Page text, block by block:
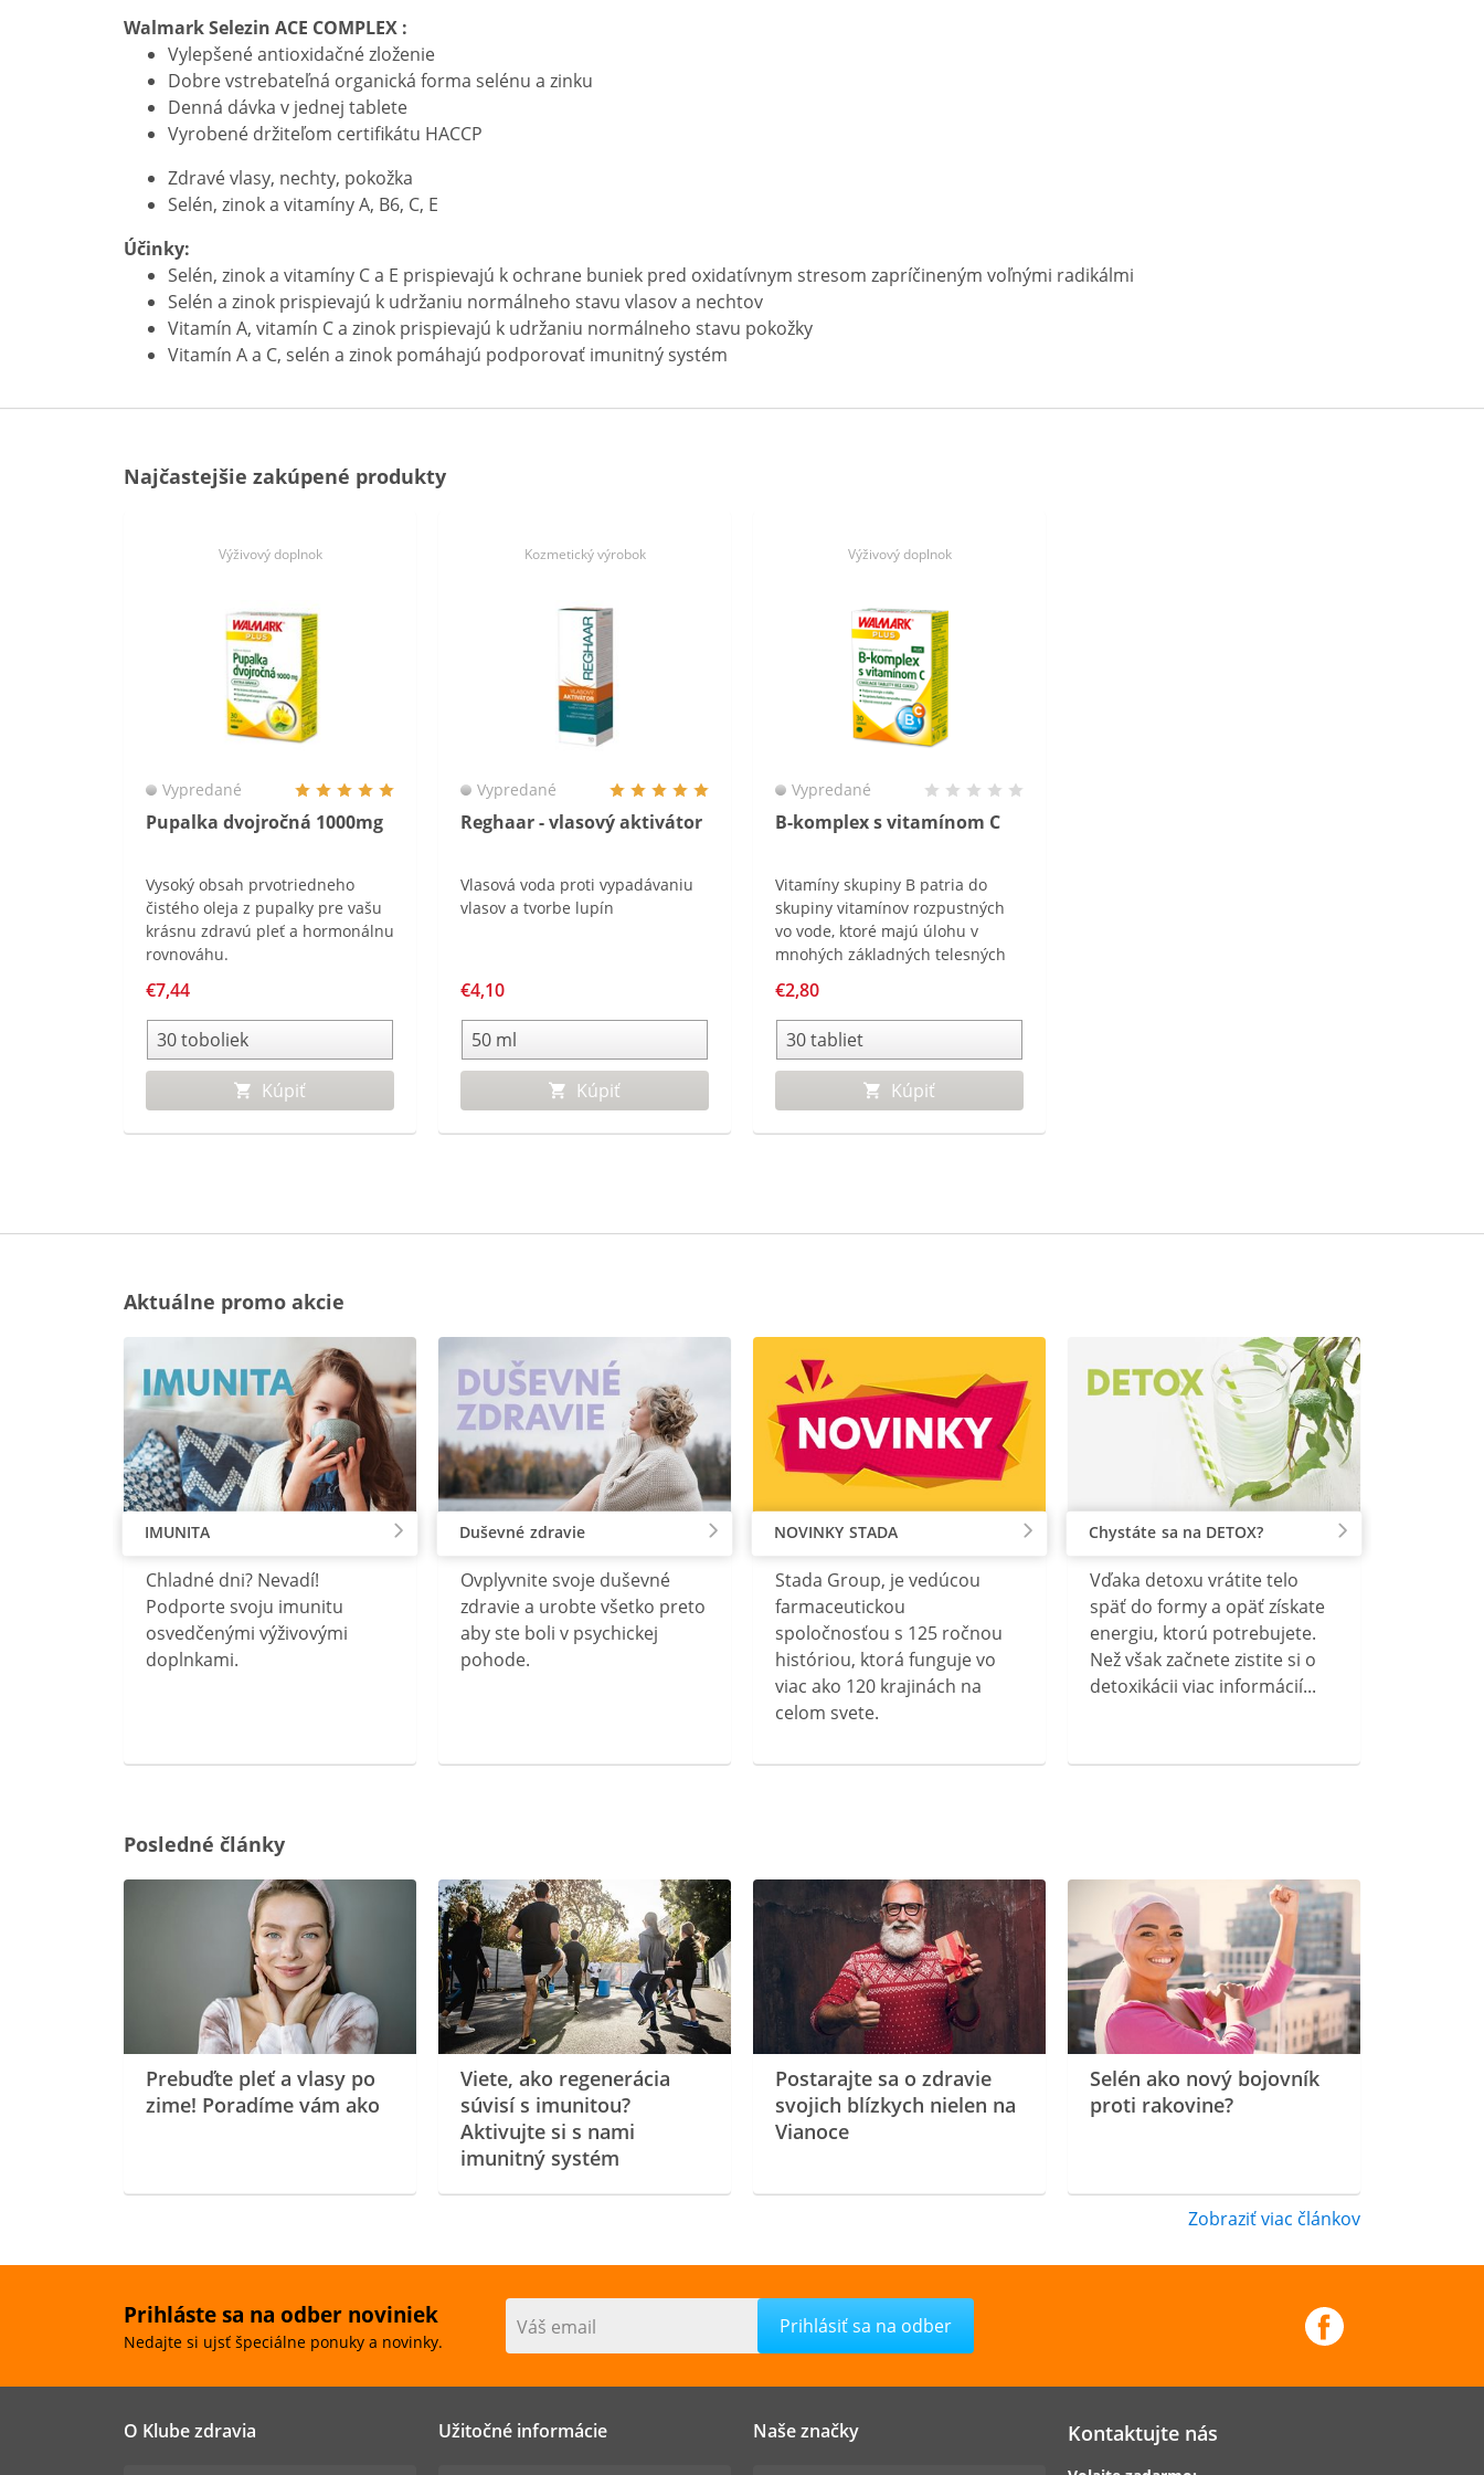
Walmark Selezin ACE COMPLEX :
Vylepšené antioxidačné zloženie
Dobre vstrebateľná organická forma selénu a zinku
Denná dávka v jednej tablete
Vyrobené držiteľom certifikátu HACCP
Zdravé vlasy, nechty, pokožka
Selén, zinok a vitamíny A, B6, C, E
Účinky:
Selén, zinok a vitamíny C a E prispievajú k ochrane buniek pred oxidatívnym stresom zapríčineným voľnými radikálmi
Selén a zinok prispievajú k udržaniu normálneho stavu vlasov a nechtov
Vitamín A, vitamín C a zinok prispievajú k udržaniu normálneho stavu pokožky
Vitamín A a C, selén a zinok pomáhajú podporovať imunitný systém
Najčastejšie zakúpené produkty
Výživový doplnok
Pupalka dvojročná 1000mg
Vypredané
Vysoký obsah prvotriedneho
čistého oleja z pupalky pre vašu
krásnu zdravú pleť a hormonálnu
rovnováhu.
€7,44
Kúpiť
Kozmetický výrobok
Reghaar - vlasový aktivátor
Vypredané
Vlasová voda proti vypadávaniu
vlasov a tvorbe lupín
€4,10
Kúpiť
Výživový doplnok
B-komplex s vitamínom C
Vypredané
Vitamíny skupiny B patria do
skupiny vitamínov rozpustných
vo vode, ktoré majú úlohu v
mnohých základných telesných
a môžu byť ľahko zničené pri
varení alebo spracovaní potravín.
€2,80
Kúpiť
Aktuálne promo akcie
IMUNITA
Chladné dni? Nevadí!
Podporte svoju imunitu
osvedčenými výživovými
doplnkami.
Duševné zdravie
Ovplyvnite svoje duševné
zdravie a urobte všetko preto
aby ste boli v psychickej
pohode.
NOVINKY STADA
Stada Group, je vedúcou
farmaceutickou
spoločnosťou s 125 ročnou
históriou, ktorá funguje vo
viac ako 120 krajinách na
celom svete.
Chystáte sa na DETOX?
Vďaka detoxu vrátite telo
späť do formy a opäť získate
energiu, ktorú potrebujete.
Než však začnete zistite si o
detoxikácii viac informácií...
Posledné články
Prebuďte pleť a vlasy po
zime! Poradíme vám ako
Viete, ako regenerácia
súvisí s imunitou?
Aktivujte si s nami
imunitný systém
Postarajte sa o zdravie
svojich blízkych nielen na
Vianoce
Selén ako nový bojovník
proti rakovine?
Zobraziť viac článkov
Prihláste sa na odber noviniek
Nedajte si ujsť špeciálne ponuky a novinky.
Váš email
O Klube zdravia Užitočné informácie Naše značky Kontaktujte nás